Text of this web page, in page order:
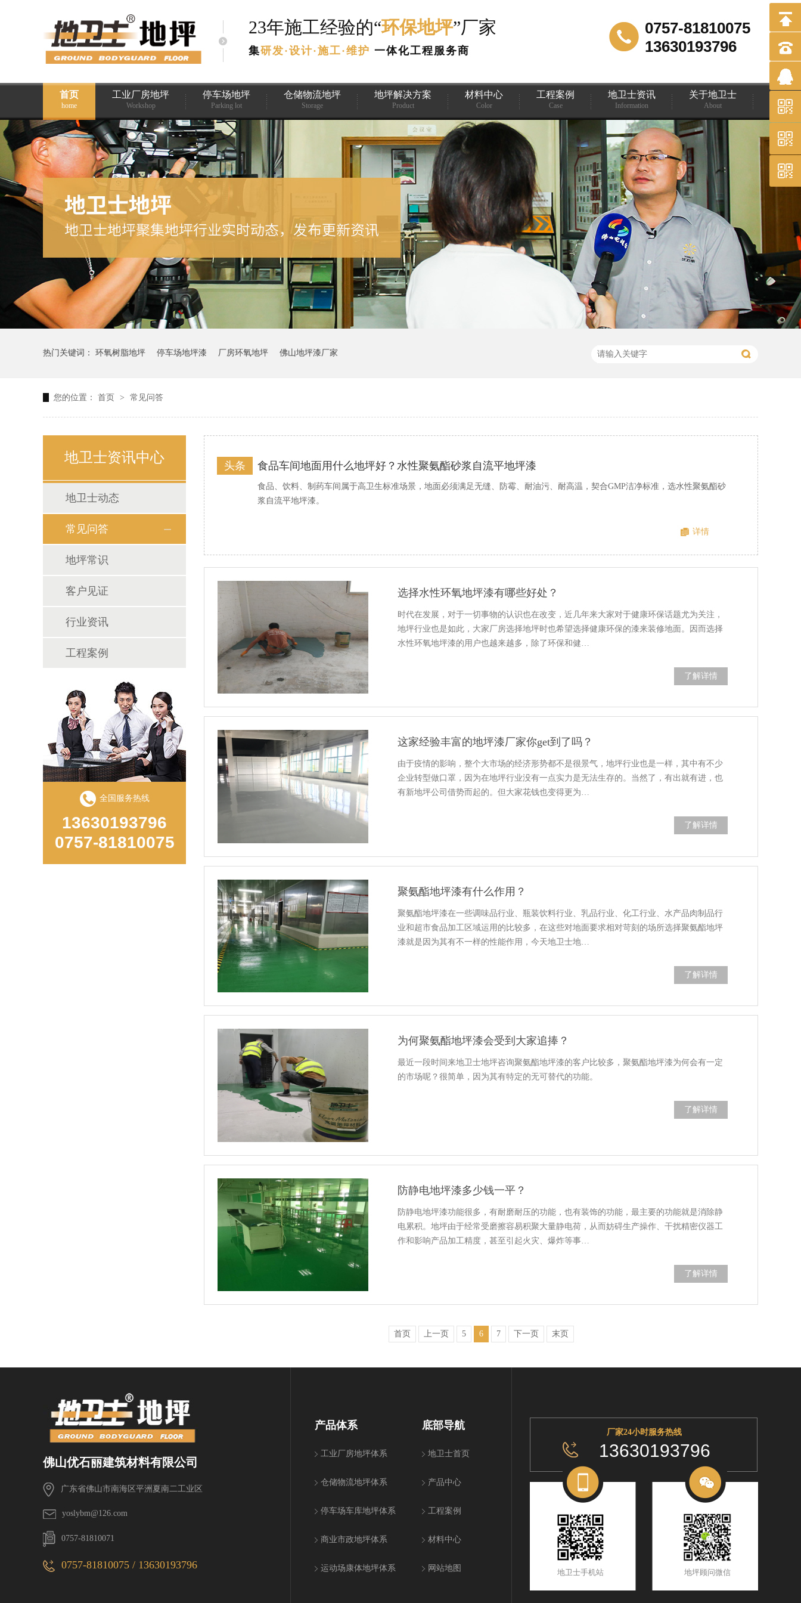
23年施工经验的“环保地坪”厂家
集研发·设计·施工·维护 一体化工程服务商
0757-81810075
13630193796
首页
home
工业厂房地坪
Workshop
停车场地坪
Parking lot
仓储物流地坪
Storage
地坪解决方案
Product
材料中心
Color
工程案例
Case
地卫士资讯
Information
关于地卫士
About
热门关键词： 环氧树脂地坪 停车场地坪漆 厂房环氧地坪 佛山地坪漆厂家
您的位置： 首页 > 常见问答
地卫士资讯中心
地卫士动态
常见问答
地坪常识
客户见证
行业资讯
工程案例
全国服务热线
13630193796
0757-81810075
食品车间地面用什么地坪好？水性聚氨酯砂浆自流平地坪漆
头条
食品、饮料、制药车间属于高卫生标准场景，地面必须满足无缝、防霉、耐油污、耐高温，契合GMP洁净标准，选水性聚氨酯砂
浆自流平地坪漆。
详情
选择水性环氧地坪漆有哪些好处？
时代在发展，对于一切事物的认识也在改变，近几年来大家对于健康环保话题尤为关注，
地坪行业也是如此，大家厂房选择地坪时也希望选择健康环保的漆来装修地面。因而选择
水性环氧地坪漆的用户也越来越多，除了环保和健…
了解详情
这家经验丰富的地坪漆厂家你get到了吗？
由于疫情的影响，整个大市场的经济形势都不是很景气，地坪行业也是一样，其中有不少
企业转型做口罩，因为在地坪行业没有一点实力是无法生存的。当然了，有出就有进，也
有新地坪公司借势而起的。但大家花钱也变得更为…
了解详情
聚氨酯地坪漆有什么作用？
聚氨酯地坪漆在一些调味品行业、瓶装饮料行业、乳品行业、化工行业、水产品肉制品行
业和超市食品加工区域运用的比较多，在这些对地面要求相对苛刻的场所选择聚氨酯地坪
漆就是因为其有不一样的性能作用，今天地卫士地…
了解详情
为何聚氨酯地坪漆会受到大家追捧？
最近一段时间来地卫士地坪咨询聚氨酯地坪漆的客户比较多，聚氨酯地坪漆为何会有一定
的市场呢？很简单，因为其有特定的无可替代的功能。
了解详情
防静电地坪漆多少钱一平？
防静电地坪漆功能很多，有耐磨耐压的功能，也有装饰的功能，最主要的功能就是消除静
电累积。地坪由于经常受磨擦容易积聚大量静电荷，从而妨碍生产操作、干扰精密仪器工
作和影响产品加工精度，甚至引起火灾、爆炸等事…
了解详情
首页 上一页 5 6 7 下一页 末页
佛山优石丽建筑材料有限公司
广东省佛山市南海区平洲夏南二工业区
yoslybm@126.com
0757-81810071
0757-81810075 / 13630193796
产品体系
工业厂房地坪体系
仓储物流地坪体系
停车场车库地坪体系
商业市政地坪体系
运动场康体地坪体系
底部导航
地卫士首页
产品中心
工程案例
材料中心
网站地图
厂家24小时服务热线
13630193796
地卫士手机站 地坪顾问微信